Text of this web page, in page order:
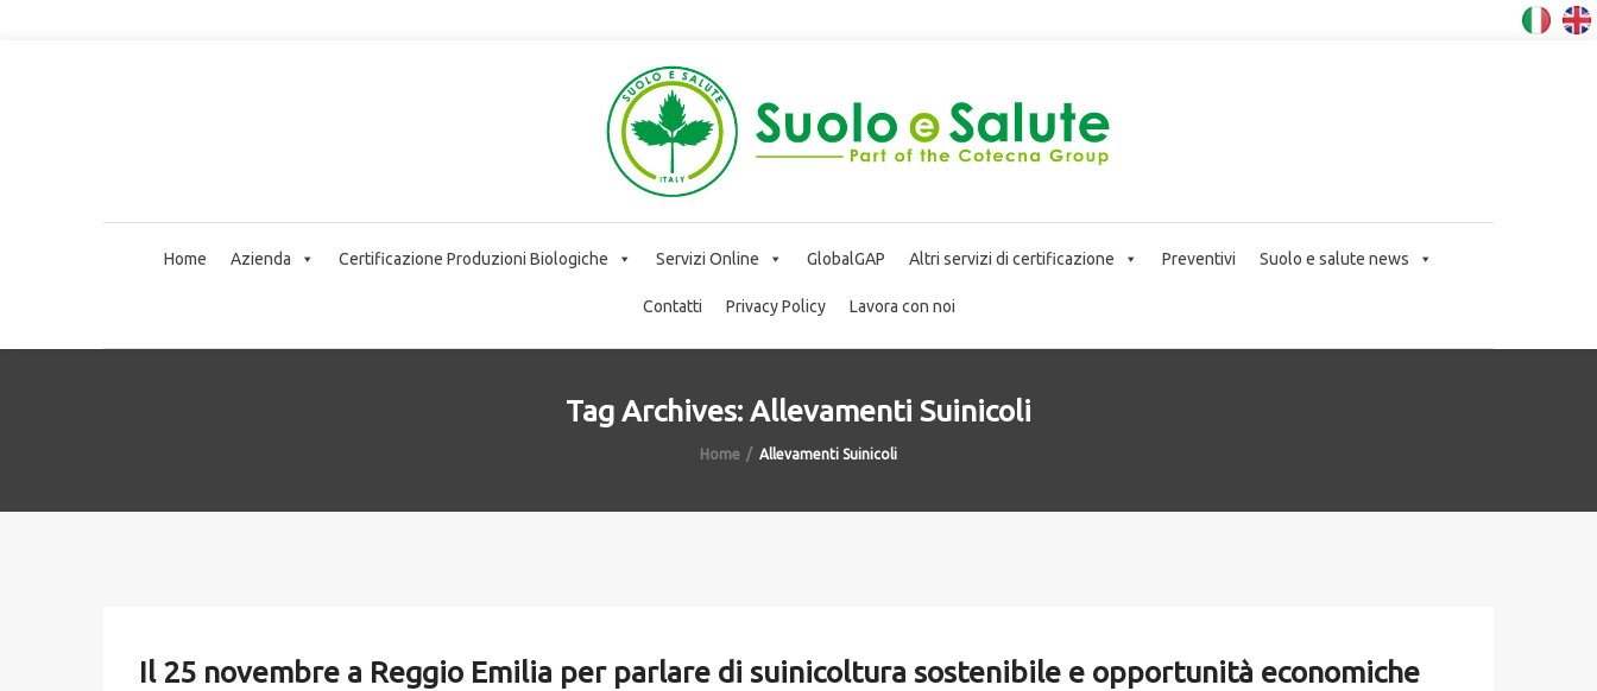
Home Azienda Certificazione Produzioni Biologiche Servizi Online GlobalGAP Altri servizi di certificazione Preventivi Suolo e salute news
Contatti Privacy Policy Lavora con noi
Tag Archives: Allevamenti Suinicoli
Home Allevamenti Suinicoli
Il 25 novembre a Reggio Emilia per parlare di suinicoltura sostenibile e opportunità economiche